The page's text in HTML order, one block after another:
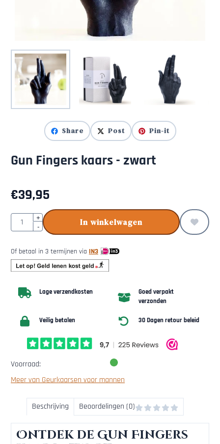
Share Post Pin-it
Gun Fingers kaars - zwart
€39,95
Aantal
+
-
In winkelwagen
Of betaal in 3 termijnen via IN3
Lage verzendkosten
Goed verpakt
verzonden
Veilig betalen 30 Dagen retour beleid
Voorraad:
Meer van Geurkaarsen voor mannen
Beschrijving Beoordelingen (0)
Ontdek de Gun Fingers